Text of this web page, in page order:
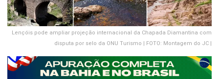
Lençóis pode ampliar projeção internacional da Chapada Diamantina com
disputa por selo da ONU Turismo | FOTO: Montagem do JC |